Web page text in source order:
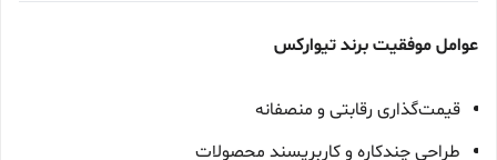
عوامل موفقیت برند تیوارکس
قیمت‌گذاری رقابتی و منصفانه
طراحی چندکاره و کاربرپسند محصولات